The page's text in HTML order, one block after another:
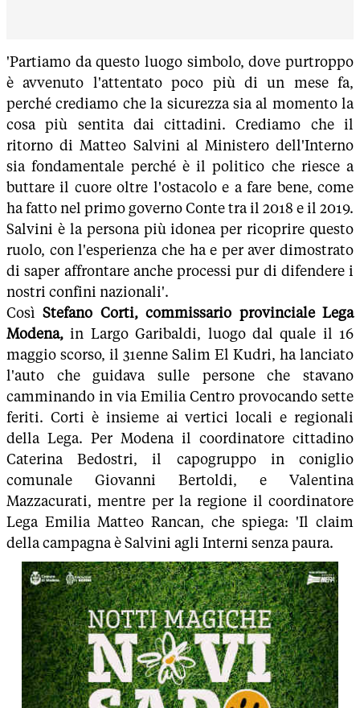
'Partiamo da questo luogo simbolo, dove purtroppo
è avvenuto l'attentato poco più di un mese fa,
perché crediamo che la sicurezza sia al momento la
cosa più sentita dai cittadini. Crediamo che il
ritorno di Matteo Salvini al Ministero dell'Interno
sia fondamentale perché è il politico che riesce a
buttare il cuore oltre l'ostacolo e a fare bene, come
ha fatto nel primo governo Conte tra il 2018 e il 2019.
Salvini è la persona più idonea per ricoprire questo
ruolo, con l'esperienza che ha e per aver dimostrato
di saper affrontare anche processi pur di difendere i
nostri confini nazionali'.
CosìStefano Corti, commissario provinciale Lega
Modena, in Largo Garibaldi, luogo dal quale il 16
maggio scorso, il 31enne Salim El Kudri, ha lanciato
l'auto che guidava sulle persone che stavano
camminando in via Emilia Centro provocando sette
feriti. Corti è insieme ai vertici locali e regionali
della Lega. Per Modena il coordinatore cittadino
Caterina Bedostri, il capogruppo in coniglio
comunale Giovanni Bertoldi, e Valentina
Mazzacurati, mentre per la regione il coordinatore
Lega Emilia Matteo Rancan, che spiega: 'Il claim
della campagna è Salvini agli Interni senza paura.